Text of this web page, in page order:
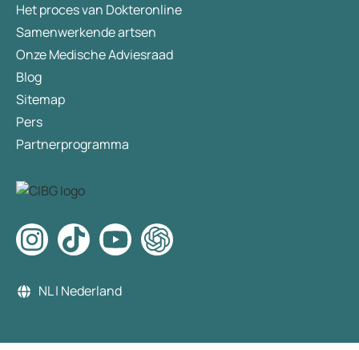
Het proces van Dokteronline
Samenwerkende artsen
Onze Medische Adviesraad
Blog
Sitemap
Pers
Partnerprogramma
NL | Nederland